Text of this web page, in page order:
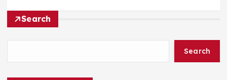
Search
Search